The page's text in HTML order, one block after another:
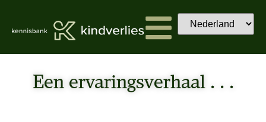
Een ervaringsverhaal . . .